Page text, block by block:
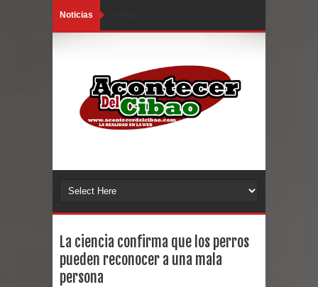
Noticias
La ciencia confirma que los perros
pueden reconocer a una mala
persona